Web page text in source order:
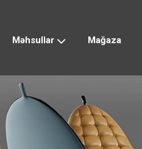
Məhsullar Mağaza